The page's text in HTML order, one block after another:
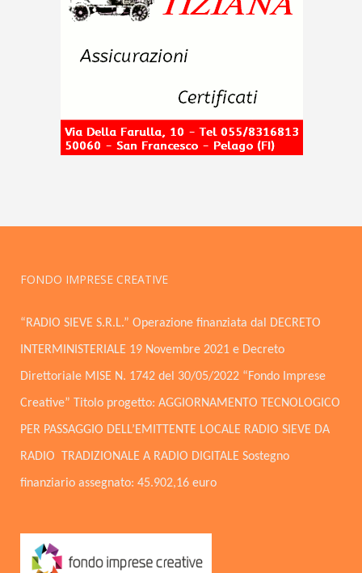
FONDO IMPRESE CREATIVE
“RADIO SIEVE S.R.L.” Operazione finanziata dal DECRETO
INTERMINISTERIALE 19 Novembre 2021 e Decreto
Direttoriale MISE N. 1742 del 30/05/2022 “Fondo Imprese
Creative” Titolo progetto: AGGIORNAMENTO TECNOLOGICO
PER PASSAGGIO DELL’EMITTENTE LOCALE RADIO SIEVE DA
RADIO TRADIZIONALE A RADIO DIGITALE Sostegno
finanziario assegnato: 45.902,16 euro